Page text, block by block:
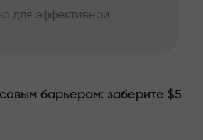
для эффективной
барьерам: заберите $5